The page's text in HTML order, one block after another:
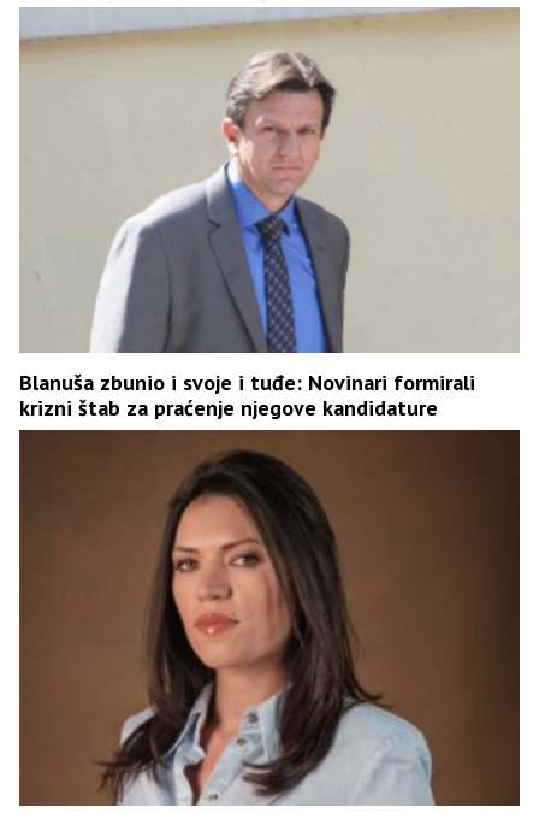
Blanuša zbunio i svoje i tuđe: Novinari formirali
krizni štab za praćenje njegove kandidature